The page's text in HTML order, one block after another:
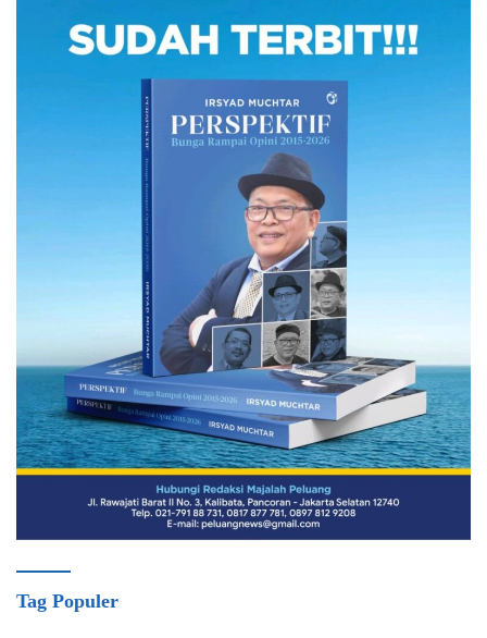
Tag Populer